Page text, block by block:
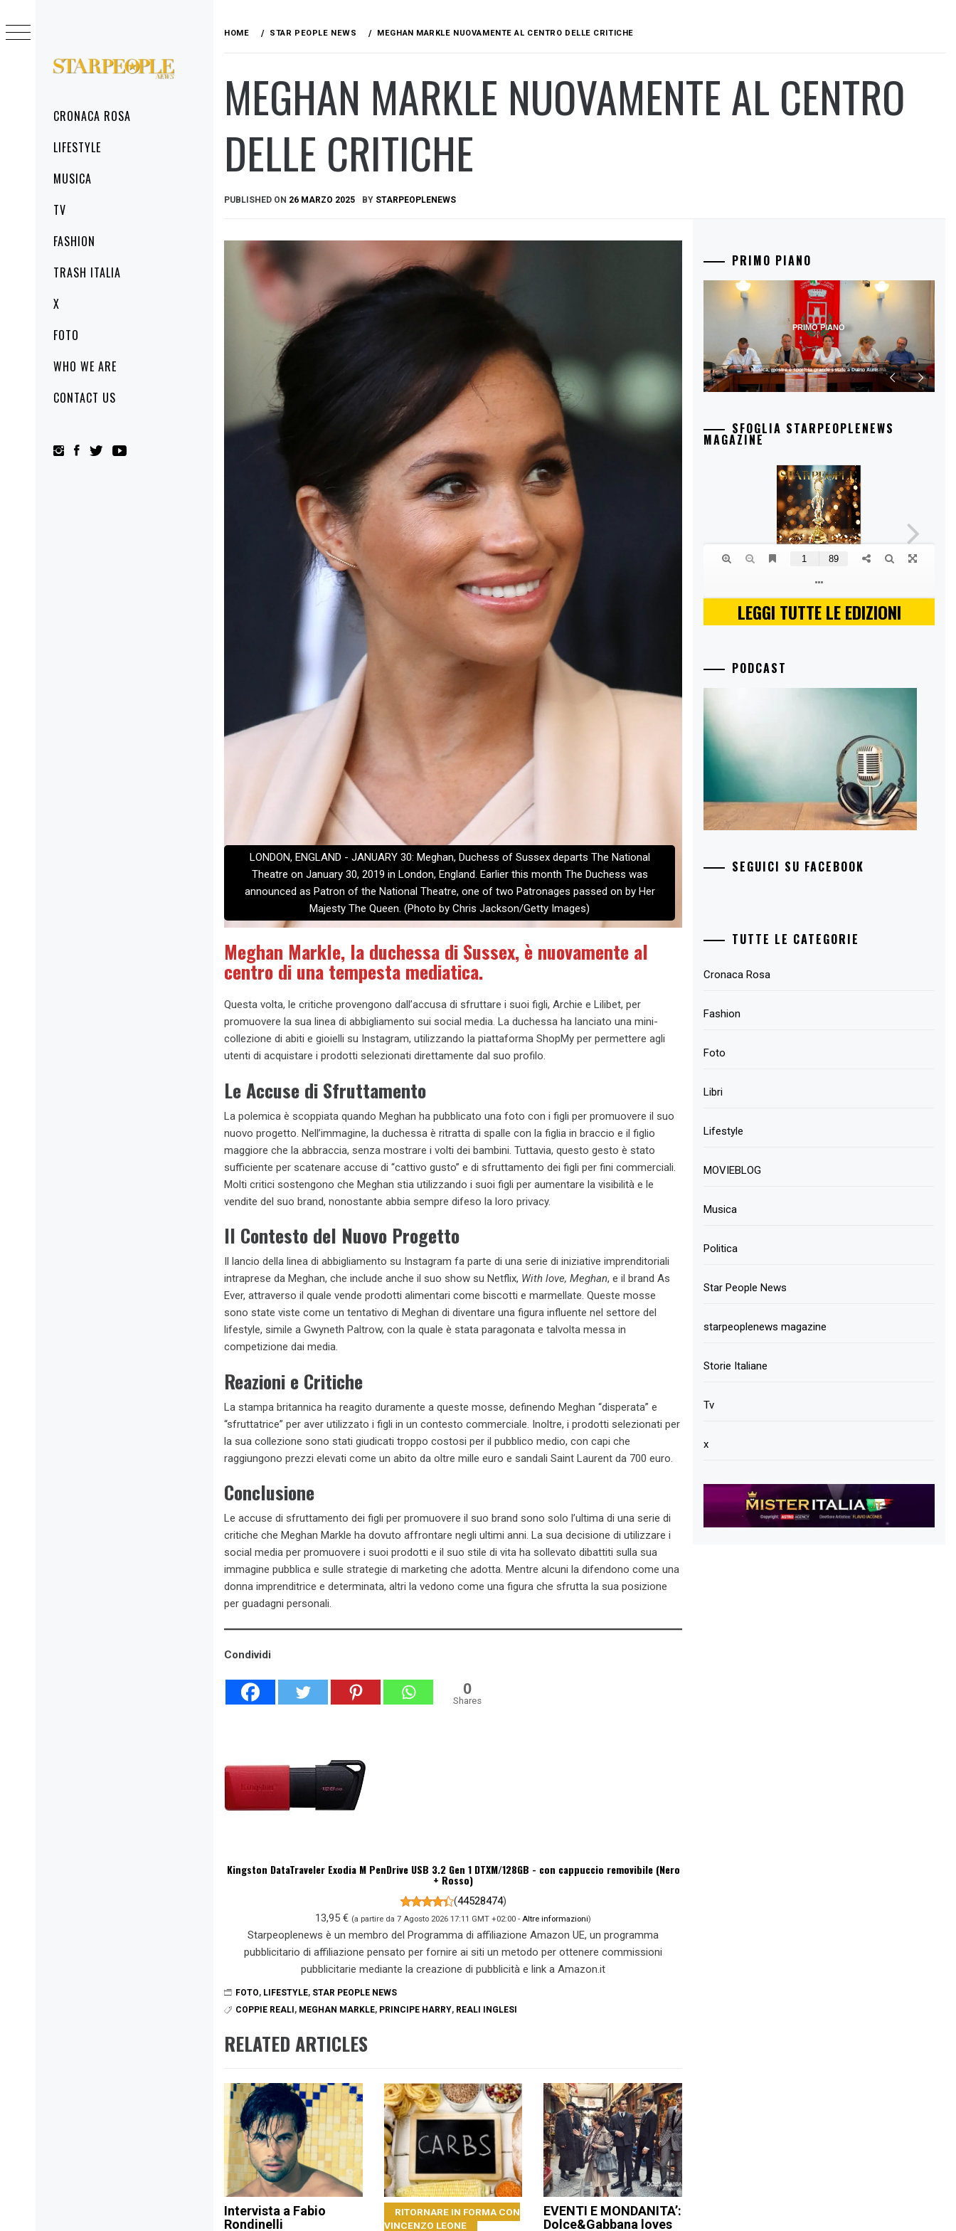
STARPEOPLENEWS
MenuCRONACA ROSA
LIFESTYLE
MUSICA
TV
FASHION
TRASH ITALIA
X
FOTO
WHO WE ARE
CONTACT US
to
content
HOME STAR PEOPLE NEWS MEGHAN MARKLE NUOVAMENTE AL CENTRO DELLE CRITICHE
MEGHAN MARKLE NUOVAMENTE AL CENTRO
DELLE CRITICHE
PUBLISHED ON 26 MARZO 2025 BY STARPEOPLENEWS
LONDON, ENGLAND - JANUARY 30: Meghan, Duchess of Sussex departs The National
Theatre on January 30, 2019 in London, England. Earlier this month The Duchess was
announced as Patron of the National Theatre, one of two Patronages passed on by Her
Majesty The Queen. (Photo by Chris Jackson/Getty Images)
Meghan Markle, la duchessa di Sussex, è nuovamente al
centro di una tempesta mediatica.
Questa volta, le critiche provengono dall’accusa di sfruttare i suoi figli, Archie e Lilibet, per
promuovere la sua linea di abbigliamento sui social media. La duchessa ha lanciato una mini-
collezione di abiti e gioielli su Instagram, utilizzando la piattaforma ShopMy per permettere agli
utenti di acquistare i prodotti selezionati direttamente dal suo profilo.
Le Accuse di Sfruttamento
La polemica è scoppiata quando Meghan ha pubblicato una foto con i figli per promuovere il suo
nuovo progetto. Nell’immagine, la duchessa è ritratta di spalle con la figlia in braccio e il figlio
maggiore che la abbraccia, senza mostrare i volti dei bambini. Tuttavia, questo gesto è stato
sufficiente per scatenare accuse di “cattivo gusto” e di sfruttamento dei figli per fini commerciali.
Molti critici sostengono che Meghan stia utilizzando i suoi figli per aumentare la visibilità e le
vendite del suo brand, nonostante abbia sempre difeso la loro privacy.
Il Contesto del Nuovo Progetto
Il lancio della linea di abbigliamento su Instagram fa parte di una serie di iniziative imprenditoriali
intraprese da Meghan, che include anche il suo show su Netflix, With love, Meghan, e il brand As
Ever, attraverso il quale vende prodotti alimentari come biscotti e marmellate. Queste mosse
sono state viste come un tentativo di Meghan di diventare una figura influente nel settore del
lifestyle, simile a Gwyneth Paltrow, con la quale è stata paragonata e talvolta messa in
competizione dai media.
Reazioni e Critiche
La stampa britannica ha reagito duramente a queste mosse, definendo Meghan “disperata” e
“sfruttatrice” per aver utilizzato i figli in un contesto commerciale. Inoltre, i prodotti selezionati per
la sua collezione sono stati giudicati troppo costosi per il pubblico medio, con capi che
raggiungono prezzi elevati come un abito da oltre mille euro e sandali Saint Laurent da 700 euro.
Conclusione
Le accuse di sfruttamento dei figli per promuovere il suo brand sono solo l’ultima di una serie di
critiche che Meghan Markle ha dovuto affrontare negli ultimi anni. La sua decisione di utilizzare i
social media per promuovere i suoi prodotti e il suo stile di vita ha sollevato dibattiti sulla sua
immagine pubblica e sulle strategie di marketing che adotta. Mentre alcuni la difendono come una
donna imprenditrice e determinata, altri la vedono come una figura che sfrutta la sua posizione
per guadagni personali.
Condividi
0
Shares
Kingston DataTraveler Exodia M PenDrive USB 3.2 Gen 1 DTXM/128GB - con cappuccio removibile (Nero
+ Rosso)
(44528474)
13,95 € (a partire da 7 Agosto 2026 17:11 GMT +02:00 -Altre informazioni)
Starpeoplenews è un membro del Programma di affiliazione Amazon UE, un programma
pubblicitario di affiliazione pensato per fornire ai siti un metodo per ottenere commissioni
pubblicitarie mediante la creazione di pubblicità e link a Amazon.it
FOTO, LIFESTYLE, STAR PEOPLE NEWS
COPPIE REALI, MEGHAN MARKLE, PRINCIPE HARRY, REALI INGLESI
RELATED ARTICLES
Intervista a Fabio
Rondinelli
RITORNARE IN FORMA CON
VINCENZO LEONE
EVENTI E MONDANITA’:
Dolce&Gabbana loves
PRIMO PIANO
Musica, mostre e sport: la grande estate a Duino Aurisina
PRIMO PIANO
SFOGLIA STARPEOPLENEWS
MAGAZINE
LEGGI TUTTE LE EDIZIONI
PODCAST
SEGUICI SU FACEBOOK
TUTTE LE CATEGORIE
Cronaca Rosa
Fashion
Foto
Libri
Lifestyle
MOVIEBLOG
Musica
Politica
Star People News
starpeoplenews magazine
Storie Italiane
Tv
x